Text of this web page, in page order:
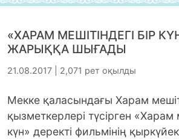
«ХАРАМ МЕШІТІНДЕГІ БІР
ЖАРЫҚҚА ШЫҒАДЫ
21.08.2017 | 2,071 рет оқылды
Мекке қаласындағы Харам
қызметкерлері түсірген «Харам
күн» деректі фильмінің